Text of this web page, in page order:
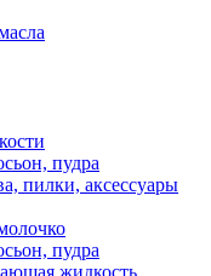
пудра
пилки, аксессуары
пудра
жидкость